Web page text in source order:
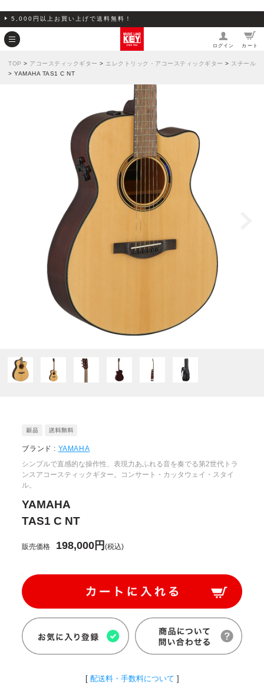
5,000円以上お買い上げで送料無料！
ログイン カート
TOP > アコースティックギター > エレクトリック・アコースティックギター > スチール
> YAMAHA TAS1 C NT
ブランド : YAMAHA
シンプルで直感的な操作性、表現力あふれる音を奏でる第2世代トラ
ンスアコースティックギター。コンサート・カッタウェイ・スタイ
ル。
YAMAHA
TAS1 C NT
販売価格 198,000円(税込)
[ 配送料・手数料について ]